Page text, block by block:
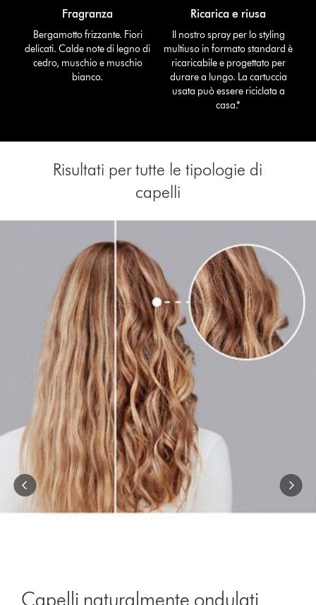
Fragranza
Bergamotto frizzante. Fiori
delicati. Calde note di legno di
cedro, muschio e muschio
bianco.
Ricarica e riusa
Il nostro spray per lo styling
multiuso in formato standard è
ricaricabile e progettato per
durare a lungo. La cartuccia
usata può essere riciclata a
casa.*
Risultati per tutte le tipologie di
capelli
to
with
Capelli naturalmente ondulati